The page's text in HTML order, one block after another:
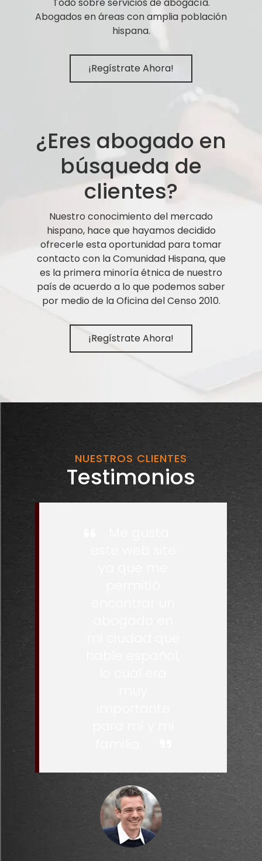
Abogados en áreas con amplia población
hispana.
¡Regístrate Ahora!
¿Eres abogado en
búsqueda de
clientes?
Nuestro conocimiento del mercado
hispano, hace que hayamos decidido
ofrecerle esta oportunidad para tomar
contacto con la Comunidad Hispana, que
es la primera minoría étnica de nuestro
país de acuerdo a lo que podemos saber
por medio de la Oficina del Censo 2010.
¡Regístrate Ahora!
NUESTROS CLIENTES
Testimonios